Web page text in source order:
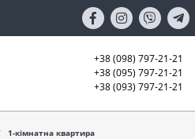
+38 (098) 797-21-21
+38 (095) 797-21-21
+38 (093) 797-21-21
1-кімнатна квартира